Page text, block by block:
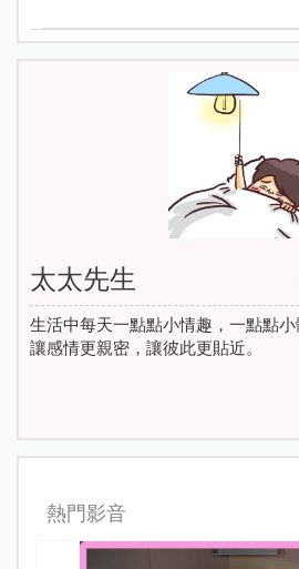
太太先生
生活中每天一點點小情趣，一點點
讓感情更親密，讓彼此更貼近。
熱門影音